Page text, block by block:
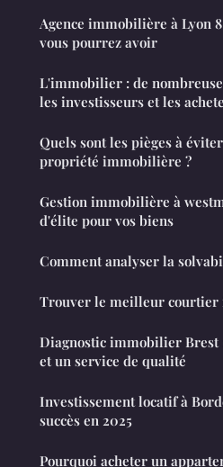
Agence immobilière à Lyon
vous pourrez avoir
L'immobilier : de
les investisseurs et les
Quels sont les pièges à
propriété immobilière ?
Gestion immobilière à
d'élite pour vos biens
Comment analyser la
Trouver le meilleur
Diagnostic immobilier Brest
et un service de qualité
Investissement locatif à
succès en 2025
Pourquoi acheter un